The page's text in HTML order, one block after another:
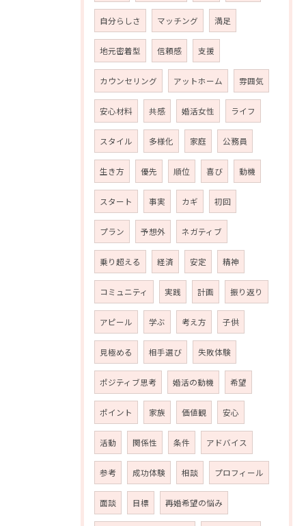
自分らしさ マッチング 満足
地元密着型 信頼感 支援
カウンセリング アットホーム 雰囲気
安心材料 共感 婚活女性 ライフ
スタイル 多様化 家庭 公務員
生き方 優先 順位 喜び 動機
スタート 事実 カギ 初回
プラン 予想外 ネガティブ
乗り超える 経済 安定 精神
コミュニティ 実践 計画 振り返り
アピール 学ぶ 考え方 子供
見極める 相手選び 失敗体験
ポジティブ思考 婚活の動機 希望
ポイント 家族 価値観 安心
活動 関係性 条件 アドバイス
参考 成功体験 相談 プロフィール
面談 目標 再婚希望の悩み